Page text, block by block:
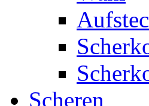
Scheren